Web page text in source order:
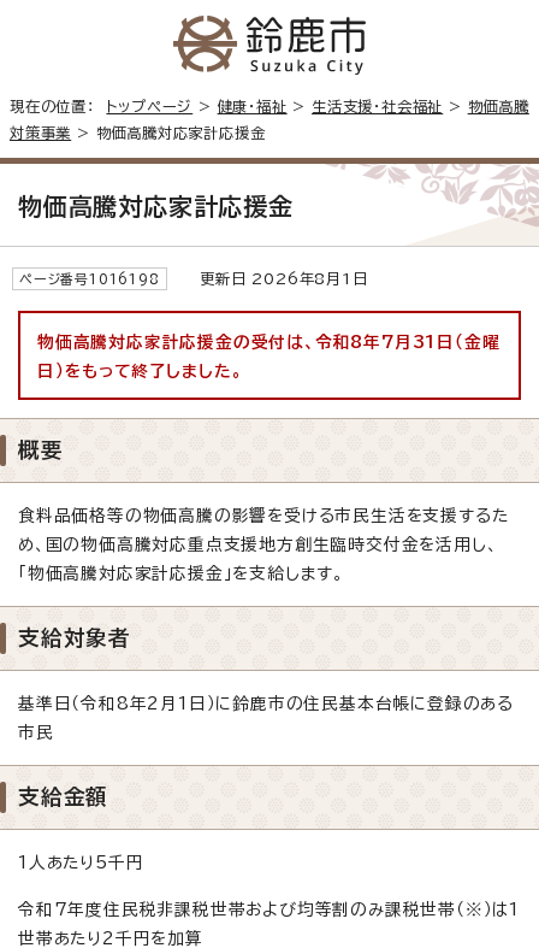
現在の位置： トップページ > 健康・福祉 > 生活支援・社会福祉 > 物価高騰
対策事業 > 物価高騰対応家計応援金
物価高騰対応家計応援金
ページ番号1016198 更新日 2026年8月1日
物価高騰対応家計応援金の受付は、令和8年7月31日（金曜
日）をもって終了しました。
概要
食料品価格等の物価高騰の影響を受ける市民生活を支援するた
め、国の物価高騰対応重点支援地方創生臨時交付金を活用し、
「物価高騰対応家計応援金」を支給します。
支給対象者
基準日（令和8年2月1日）に鈴鹿市の住民基本台帳に登録のある
市民
支給金額
1人あたり5千円
令和7年度住民税非課税世帯および均等割のみ課税世帯（※）は1
世帯あたり2千円を加算